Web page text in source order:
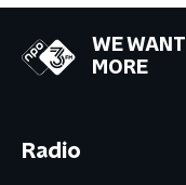
WE WANT
MORE
Radio